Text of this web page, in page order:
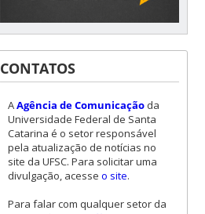
CONTATOS
AAgência de Comunicaçãoda
Universidade Federal de Santa
Catarina é o setor responsável
pela atualização de notícias no
site da UFSC. Para solicitar uma
divulgação, acesse o site.
Para falar com qualquer setor da